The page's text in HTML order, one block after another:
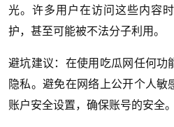
光。许多用户在访问这些内容
护，甚至可能被不法分子利用。
避坑建议：在使用吃瓜网任何功
隐私。避免在网络上公开个人敏
账户安全设置，确保账号的安全。